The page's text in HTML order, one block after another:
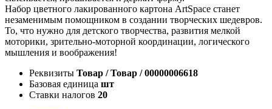
Набор цветного лакированного картона ArtSpace станет
незаменимым помощником в создании творческих шедевров.
То, что нужно для детского творчества, развития мелкой
моторики, зрительно-моторной координации, логического
мышления и воображения!
Реквизиты Товар / Товар / 00000006618
Базовая единица шт
Ставки налогов 20